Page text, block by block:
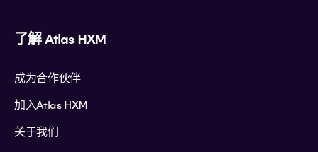
了解 Atlas HXM
成为合作伙伴
加入Atlas HXM
关于我们